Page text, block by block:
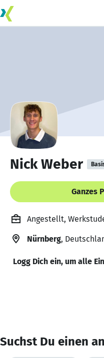
Nick Weber
Ganzes
Angestellt,
Nürnberg,
Logg Dich ein, um alle
Suchst Du einen